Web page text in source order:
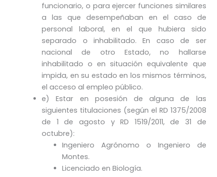
funcionario, o para ejercer funciones similares
a las que desempeñaban en el caso de
personal laboral, en el que hubiera sido
separado o inhabilitado. En caso de ser
nacional de otro Estado, no hallarse
inhabilitado o en situación equivalente que
impida, en su estado en los mismos términos,
el acceso al empleo público.
e) Estar en posesión de alguna de las
siguientes titulaciones (según el RD 1375/2008
de 1 de agosto y RD 1519/2011, de 31 de
octubre):
Ingeniero Agrónomo o Ingeniero de
Montes.
Licenciado en Biología.